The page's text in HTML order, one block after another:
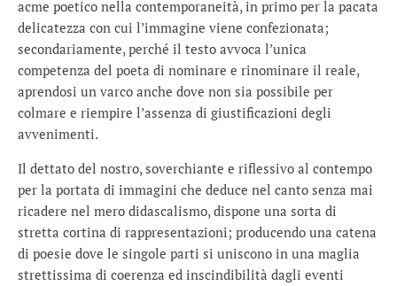
acme poetico nella contemporaneità, in primo per la pacata
delicatezza con cui l’immagine viene confezionata;
secondariamente, perché il testo avvoca l’unica
competenza del poeta di nominare e rinominare il reale,
aprendosi un varco anche dove non sia possibile per
colmare e riempire l’assenza di giustificazioni degli
avvenimenti.
Il dettato del nostro, soverchiante e riflessivo al contempo
per la portata di immagini che deduce nel canto senza mai
ricadere nel mero didascalismo, dispone una sorta di
stretta cortina di rappresentazioni; producendo una catena
di poesie dove le singole parti si uniscono in una maglia
strettissima di coerenza ed inscindibilità dagli eventi